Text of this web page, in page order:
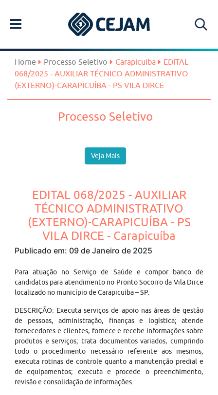
Home Processo Seletivo Carapicuíba
EDITAL
068/2025 - AUXILIAR TÉCNICO ADMINISTRATIVO
(EXTERNO)-CARAPICUÍBA - PS VILA DIRCE
Processo Seletivo
Veja Mais
EDITAL 068/2025 - AUXILIAR
TÉCNICO ADMINISTRATIVO
(EXTERNO)-CARAPICUÍBA - PS
VILA DIRCE - Carapicuíba
Publicado em: 09 de Janeiro de 2025
Para atuação no Serviço de Saúde e compor banco de
candidatos para atendimento no Pronto Socorro da Vila Dirce
localizado no município de Carapicuíba – SP.
DESCRIÇÃO: Executa serviços de apoio nas áreas de gestão
de pessoas, administração, finanças e logística; atende
fornecedores e clientes, fornece e recebe informações sobre
produtos e serviços; trata documentos variados, cumprindo
todo o procedimento necessário referente aos mesmos;
executa rotinas de controle quanto a manutenção predial e
de equipamentos; executa e procede o preenchimento,
revisão e consolidação de informações.